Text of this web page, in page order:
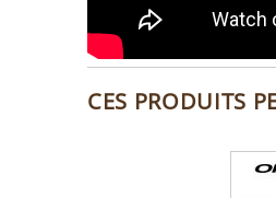
CES PRODUITS